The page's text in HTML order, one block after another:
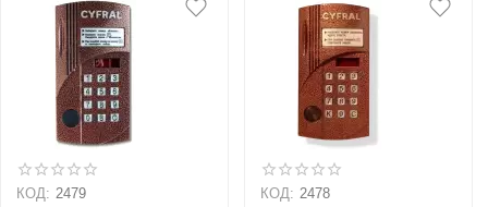
КОД: 2479 КОД: 2478